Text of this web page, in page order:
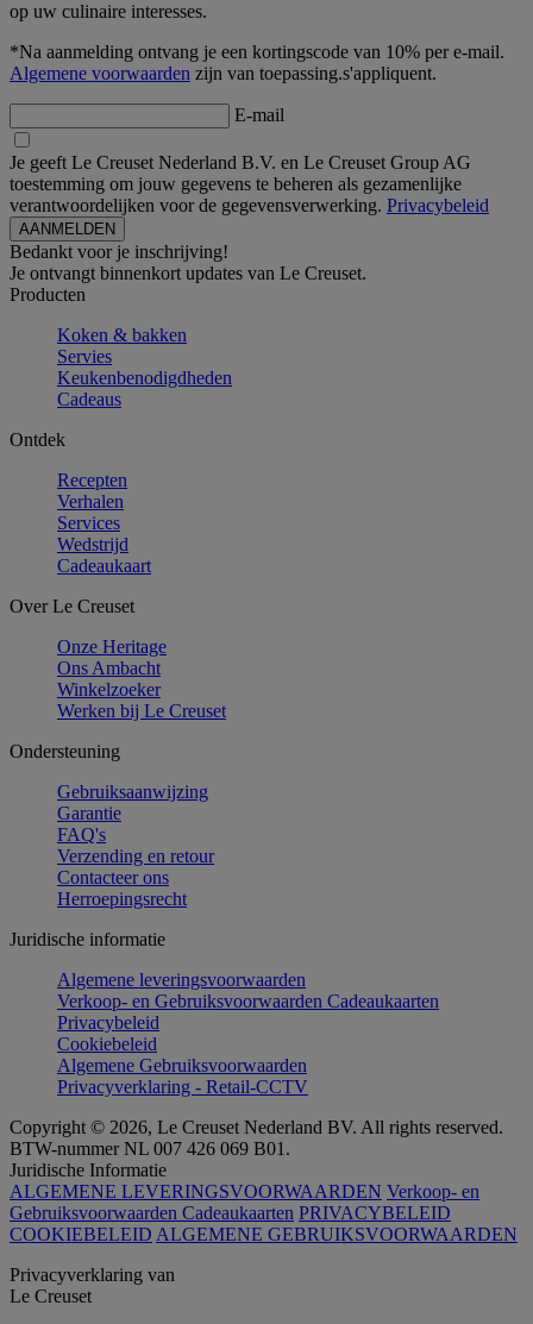
op uw culinaire interesses.
*Na aanmelding ontvang je een kortingscode van 10% per e-mail.
Algemene voorwaarden zijn van toepassing.s'appliquent.
E-mail
Je geeft Le Creuset Nederland B.V. en Le Creuset Group AG
toestemming om jouw gegevens te beheren als gezamenlijke
verantwoordelijken voor de gegevensverwerking. Privacybeleid
Bedankt voor je inschrijving!
Je ontvangt binnenkort updates van Le Creuset.
Producten
Koken & bakken
Servies
Keukenbenodigdheden
Cadeaus
Ontdek
Recepten
Verhalen
Services
Wedstrijd
Cadeaukaart
Over Le Creuset
Onze Heritage
Ons Ambacht
Winkelzoeker
Werken bij Le Creuset
Ondersteuning
Gebruiksaanwijzing
Garantie
FAQ's
Verzending en retour
Contacteer ons
Herroepingsrecht
Juridische informatie
Algemene leveringsvoorwaarden
Verkoop- en Gebruiksvoorwaarden Cadeaukaarten
Privacybeleid
Cookiebeleid
Algemene Gebruiksvoorwaarden
Privacyverklaring - Retail-CCTV
Copyright © 2026, Le Creuset Nederland BV. All rights reserved.
BTW-nummer NL 007 426 069 B01.
Juridische Informatie
ALGEMENE LEVERINGSVOORWAARDEN Verkoop- en
Gebruiksvoorwaarden Cadeaukaarten PRIVACYBELEID
COOKIEBELEID ALGEMENE GEBRUIKSVOORWAARDEN
Privacyverklaring van
Le Creuset